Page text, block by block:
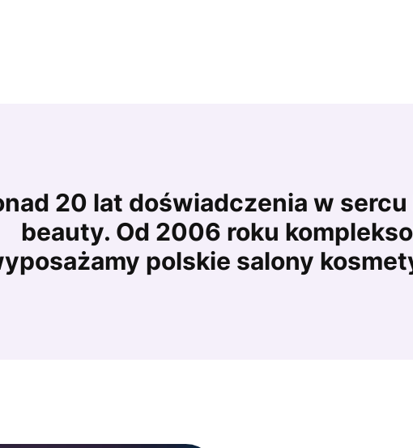
20 lat doświadczenia w
beauty. Od 2006 roku
polskie salony